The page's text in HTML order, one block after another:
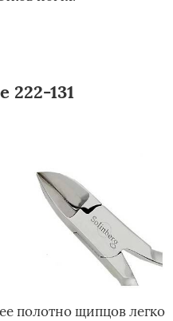
222-131
полотно щипцов легко